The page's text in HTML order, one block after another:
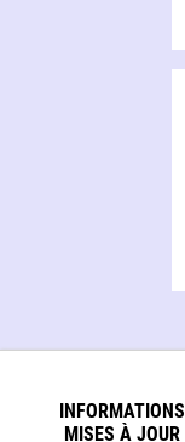
INFORMATIONS
MISES À JOUR